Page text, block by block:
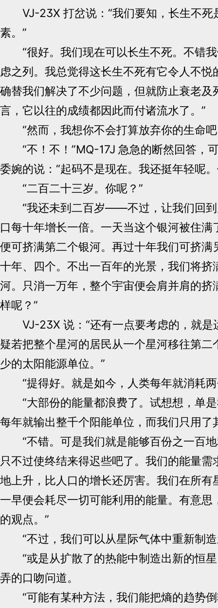
VJ-23X 打岔说：“我们要知，长生不死
素。”
“很好。我们现在可以长生不死。不错我
虑之列。我总觉得这长生不死有它令人不悦
确替我们解决了不少问题，但就防止衰老及
言，它以往的成绩都因此而付诸流水了。”
“然而，我想你不会打算放弃你的生命吧
“不！不！”MQ-17J 急急的断然回答，
委婉的说：“起码不是现在。我还挺年轻呢
“二百二十三岁。你呢？”
“我还未到二百岁——不过，让我们回到
口每十年增长一倍。一天当这个银河被住满
便可挤满第二个银河。再过十年我们可挤满
十年、四个。不出一百年的光景，我们将挤
河。只消一万年，整个宇宙便会肩并肩的挤
样呢？”
VJ-23X 说：“还有一点要考虑的，就是
疑若把整个星河的居民从一个星河移往第二
少的太阳能源单位。”
“提得好。就是如今，人类每年就消耗两
“大部份的能量都浪费了。试想想，单是
每年就输出整千个阳能单位，而我们只用了
“不错。可是我们就是能够百份之一百地
只不过使终结来得迟些吧了。我们的能量需
地上升，比人口的增长还厉害。我们在所有
一早便会耗尽一切可能利用的能量。有意思
的观点。”
“不过，我们可以从星际气体中重新制造
“或是从扩散了的热能中制造出新的恒星
弄的口吻问道。
“可能有某种方法，我们能把熵的趋势倒